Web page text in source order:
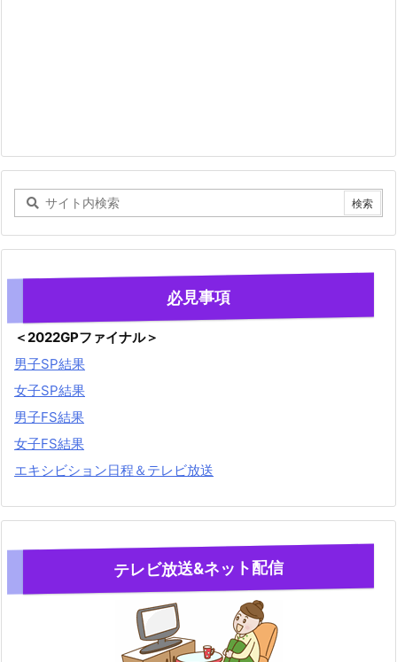
必見事項
＜2022GPファイナル＞
男子SP結果
女子SP結果
男子FS結果
女子FS結果
エキシビション日程＆テレビ放送
テレビ放送&ネット配信